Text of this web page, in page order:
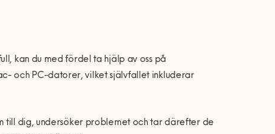
kan du med fördel ta hjälp av oss på
och PC-datorer, vilket självfallet inkluderar
till dig, undersöker problemet och tar därefter de